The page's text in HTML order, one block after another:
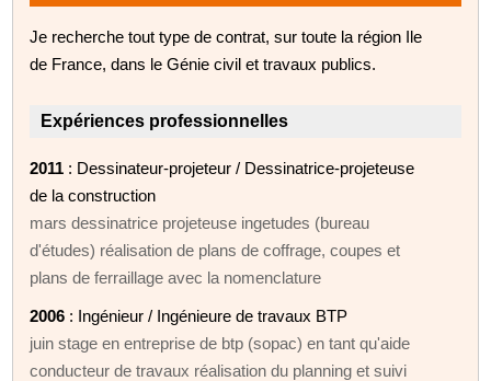
Je recherche tout type de contrat, sur toute la région Ile
de France, dans le Génie civil et travaux publics.
Expériences professionnelles
2011 : Dessinateur-projeteur / Dessinatrice-projeteuse
de la construction
mars dessinatrice projeteuse ingetudes (bureau
d'études) réalisation de plans de coffrage, coupes et
plans de ferraillage avec la nomenclature
2006 : Ingénieur / Ingénieure de travaux BTP
juin stage en entreprise de btp (sopac) en tant qu'aide
conducteur de travaux réalisation du planning et suivi